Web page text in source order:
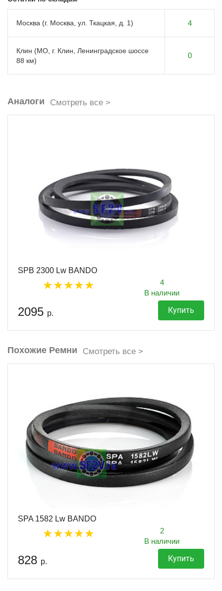
Москва (г. Москва, ул. Ткацкая, д. 1) 4
Клин (МО, г. Клин, Ленинградское шоссе
88 км)
0
Аналоги Смотреть все >
SPB 2300 Lw BANDO
4
В наличии
2095 р. Купить
Похожие Ремни Смотреть все >
SPA 1582 Lw BANDO
2
В наличии
828 р. Купить